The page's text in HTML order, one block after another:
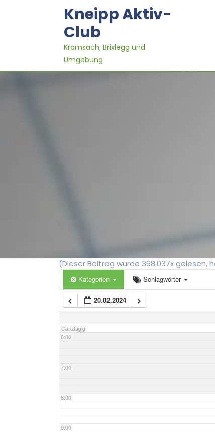
Kneipp Aktiv-
Club
Kramsach, Brixlegg und
Umgebung
(Dieser Beitrag wurde 368.037x gelesen,
Kategorien Schlagwörter
20.02.2024
Ganztägig
5:00
6:00
7:00
8:00
9:00